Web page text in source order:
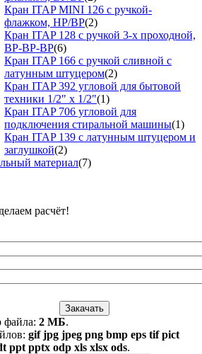
Кран ITAP MINI 126 с ручкой-
флажком, НР/ВР(2)
Кран ITAP 128 с ручкой 3-х проходной,
ВР-ВР-ВР(6)
Кран ITAP 166 с ручкой сливной с
латунным штуцером(2)
Кран ITAP 392 угловой для бытовой
техники 1/2" х 1/2"(1)
Кран ITAP 706 угловой для
подключения стиральной машины(1)
Кран ITAP 139 с латунным штуцером и
заглушкой(2)
материал(7)
расчёт!
файла: 2 МБ.
gif jpg jpeg png bmp eps tif pict
ppt pptx odp xls xlsx ods.